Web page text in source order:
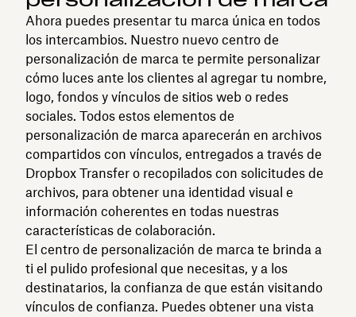
Ahora puedes presentar tu marca única en todos
los intercambios. Nuestro nuevo centro de
personalización de marca te permite personalizar
cómo luces ante los clientes al agregar tu nombre,
logo, fondos y vínculos de sitios web o redes
sociales. Todos estos elementos de
personalización de marca aparecerán en archivos
compartidos con vínculos, entregados a través de
Dropbox Transfer o recopilados con solicitudes de
archivos, para obtener una identidad visual e
información coherentes en todas nuestras
características de colaboración.
El centro de personalización de marca te brinda a
ti el pulido profesional que necesitas, y a los
destinatarios, la confianza de que están visitando
vínculos de confianza. Puedes obtener una vista